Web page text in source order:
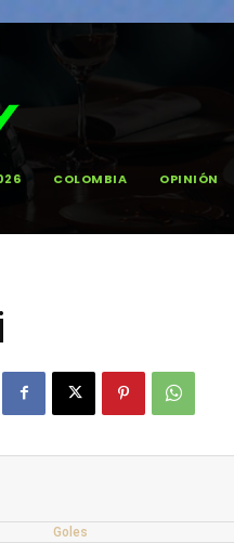
COLOMBIA OPINIÓN
Goles